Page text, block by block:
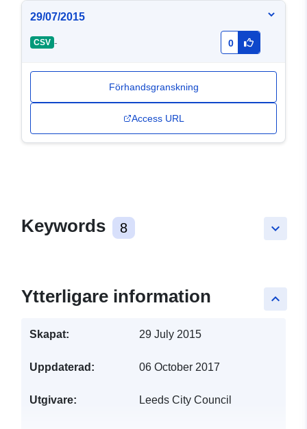
29/07/2015
CSV - 0
Förhandsgranskning
Access URL
keyboard_arrow_down
Keywords 8
keyboard_arrow_up
Ytterligare information
Skapat: 29 July 2015
Uppdaterad: 06 October 2017
Utgivare: Leeds City Council